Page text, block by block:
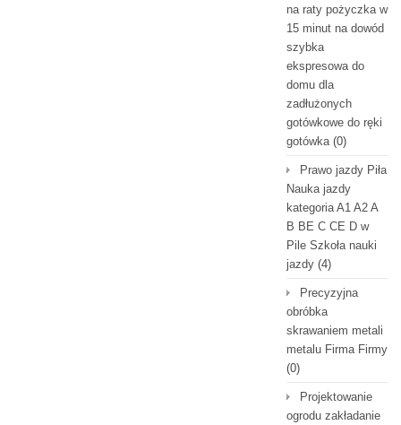
na raty pożyczka w
15 minut na dowód
szybka
ekspresowa do
domu dla
zadłużonych
gotówkowe do ręki
gotówka(0)
Prawo jazdy Piła
Nauka jazdy
kategoria A1 A2 A
B BE C CE D‎ w
Pile Szkoła nauki
jazdy (4)
Precyzyjna
obróbka
skrawaniem metali
metalu Firma Firmy
(0)
Projektowanie
ogrodu zakładanie